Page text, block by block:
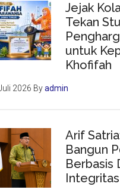
Jejak
Tekan
untuk
Khofifah
2026 Byadmin
Arif
Bangun
Berbasis
Integritas